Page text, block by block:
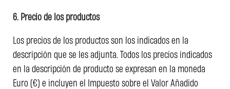
6. Precio de los productos
Los precios de los productos son los indicados en la
descripción que se les adjunta. Todos los precios indicados
en la descripción de producto se expresan en la moneda
Euro (€) e incluyen el Impuesto sobre el Valor Añadido